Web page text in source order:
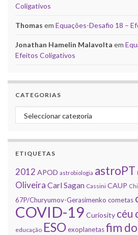
Coligativos
Thomas em Equações-Desafio 18 –
Jonathan Hamelin Malavolta em
Efeitos Coligativos
CATEGORIAS
Categorias
ETIQUETAS
2012 APOD astrobiologia astroPT
Oliveira Carl Sagan Cassini CAUP
67P/Churyumov-Gerasimenko cometas
COVID-19 Curiosity céu
educação ESOexoplanetasfim